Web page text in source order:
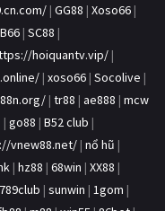
| GG88 | Xoso66 |
| SC88 |
hoiquantv.vip/ |
| xoso66 | Socolive |
| tr88 | ae888 | mcw
| go88 | B52 club |
vnew88.net/ | nổ hũ |
| hz88 | 68win | XX88 |
789club | sunwin | 1gom |